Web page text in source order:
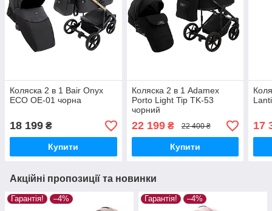
Коляска 2 в 1 Bair Onyx
ECO OE-01 чорна
18 199 ₴
Купити
Коляска 2 в 1 Adamex
Porto Light Tip TK-53
чорний
22 199₴ 22 400 ₴
Купити
17
Акційні пропозиції та новинки
Гарантія! –4% Гарантія! –4%